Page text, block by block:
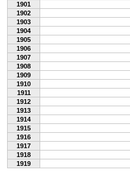
1901
1902
1903
1904
1905
1906
1907
1908
1909
1910
1911
1912
1913
1914
1915
1916
1917
1918
1919